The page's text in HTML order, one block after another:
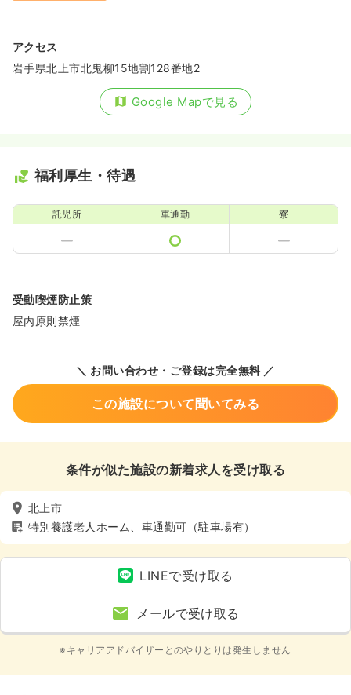
アクセス
岩手県北上市北鬼柳15地割128番地2
Google Mapで見る
福利厚生・待遇
託児所 車通勤 寮
受動喫煙防止策
屋内原則禁煙
＼ お問い合わせ・ご登録は完全無料 ／
この施設について聞いてみる
条件が似た施設の新着求人を受け取る
北上市
特別養護老人ホーム、車通勤可（駐車場有）
LINEで受け取る
メールで受け取る
※キャリアアドバイザーとのやりとりは発生しません